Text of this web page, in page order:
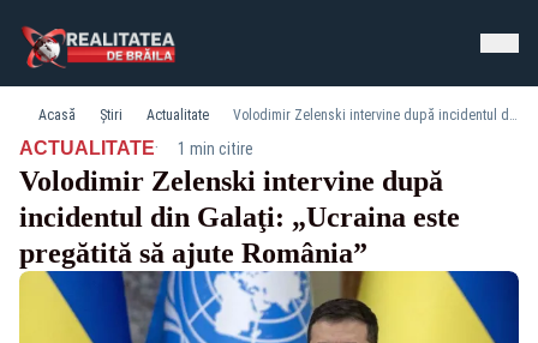
Acasă Știri Actualitate Volodimir Zelenski intervine după incidentul din Galaţi: „Ucraina este pregătită să ajute România”
ACTUALITATE· 1 min citire
Volodimir Zelenski intervine după
incidentul din Galaţi: „Ucraina este
pregătită să ajute România”